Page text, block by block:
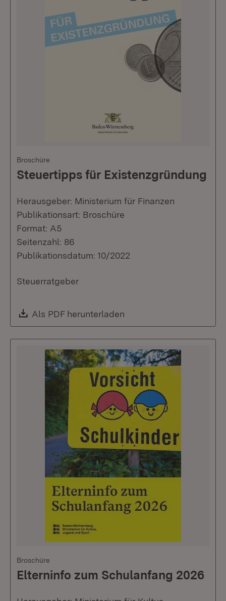
Broschüre
Steuertipps für Existenzgründung
Herausgeber: Ministerium für Finanzen
Publikationsart: Broschüre
Format: A5
Seitenzahl: 86
Publikationsdatum: 10/2022
Steuerratgeber
Download:
Als PDF herunterladen
Broschüre
Elterninfo zum Schulanfang 2026